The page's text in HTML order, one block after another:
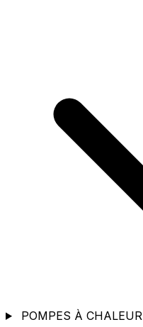
POMPES À CHALEUR